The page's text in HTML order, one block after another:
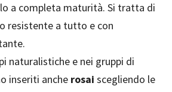
a completa maturità. Si tratta di
resistente a tutto e con
naturalistiche e nei gruppi di
inseriti anche rosai scegliendo le